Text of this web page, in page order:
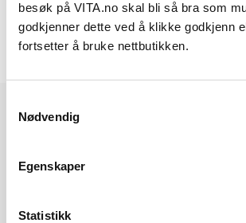
besøk på VITA.no skal bli så bra som
godkjenner dette ved å klikke godkjenn
fortsetter å bruke nettbutikken.
Nødvendig
Egenskaper
Statistikk
Omtaler